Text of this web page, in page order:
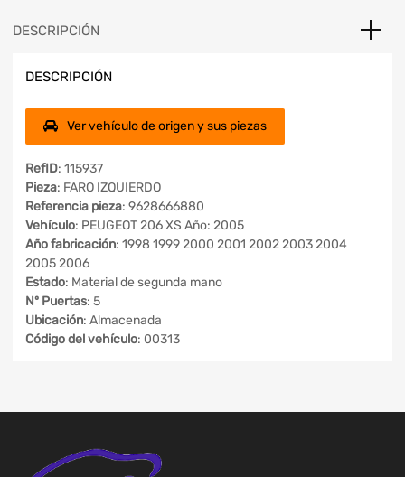
DESCRIPCIÓN
DESCRIPCIÓN
Ver vehículo de origen y sus piezas
RefID: 115937
Pieza: FARO IZQUIERDO
Referencia pieza: 9628666880
Vehículo: PEUGEOT 206 XS Año: 2005
Año fabricación: 1998 1999 2000 2001 2002 2003 2004
2005 2006
Estado: Material de segunda mano
Nº Puertas: 5
Ubicación: Almacenada
Código del vehículo: 00313